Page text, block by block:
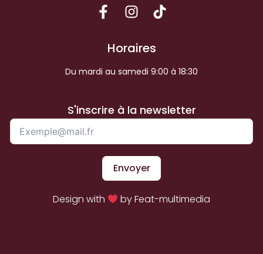
Horaires
Du mardi au samedi 9:00 à 18:30
S'inscrire à la newsletter
Envoyer
Design with by Feat-multimedia